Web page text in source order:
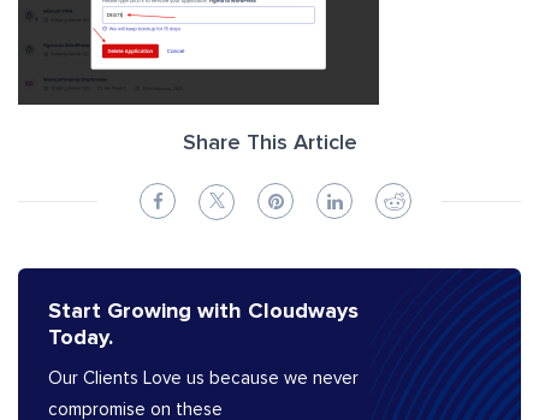
Share This Article
Start Growing with Cloudways
Today.
Our Clients Love us because we never
compromise on these